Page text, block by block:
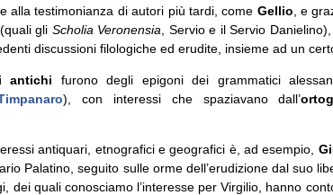
alla testimonianza di autori più tardi, come Gellio , e
(quali gli Scholia Veronensia , Servio e il Servio
discussioni filologiche ed erudite, insieme ad un
antichi furono degli epigoni dei grammatici
), con interessi che spaziavano dall’
antiquari, etnografici e geografici è, ad esempio,
Palatino, seguito sulle orme dell’erudizione dal suo
dei quali conosciamo l’interesse per Virgilio, hanno